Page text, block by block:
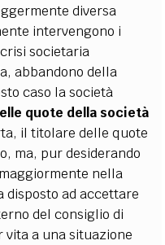
diversa
intervengono i
societaria
abbandono della
caso la società
quote della società
il titolare delle quote
ma, pur desiderando
nella
disposto ad accettare
del consiglio di
vita a una situazione